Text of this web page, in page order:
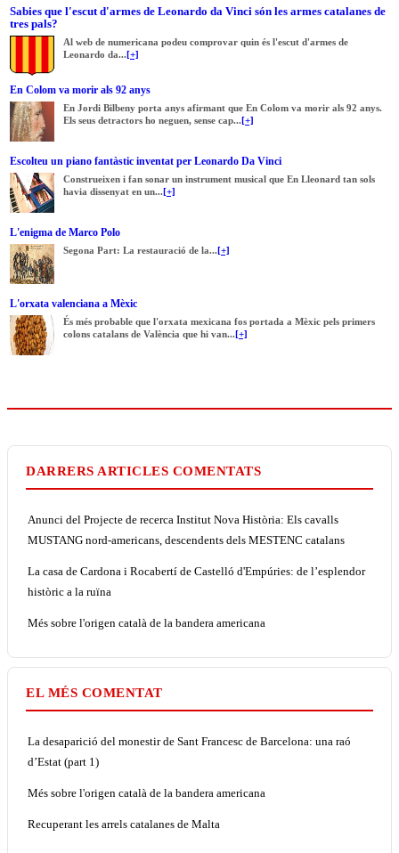
Sabies que l'escut d'armes de Leonardo da Vinci són les armes catalanes de
tres pals?
Al web de numericana podeu comprovar quin és l'escut d'armes de
Leonardo da...[+]
En Colom va morir als 92 anys
En Jordi Bilbeny porta anys afirmant que En Colom va morir als 92 anys.
Els seus detractors ho neguen, sense cap...[+]
Escolteu un piano fantàstic inventat per Leonardo Da Vinci
Construeixen i fan sonar un instrument musical que En Lleonard tan sols
havia dissenyat en un...[+]
L'enigma de Marco Polo
Segona Part: La restauració de la...[+]
L'orxata valenciana a Mèxic
És més probable que l'orxata mexicana fos portada a Mèxic pels primers
colons catalans de València que hi van...[+]
DARRERS ARTICLES COMENTATS
Anunci del Projecte de recerca Institut Nova Història: Els cavalls
MUSTANG nord-americans, descendents dels MESTENC catalans
La casa de Cardona i Rocabertí de Castelló d'Empúries: de l’esplendor
històric a la ruïna
Més sobre l'origen català de la bandera americana
EL MÉS COMENTAT
La desaparició del monestir de Sant Francesc de Barcelona: una raó
d’Estat (part 1)
Més sobre l'origen català de la bandera americana
Recuperant les arrels catalanes de Malta